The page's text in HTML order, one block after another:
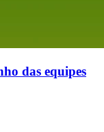
das equipes